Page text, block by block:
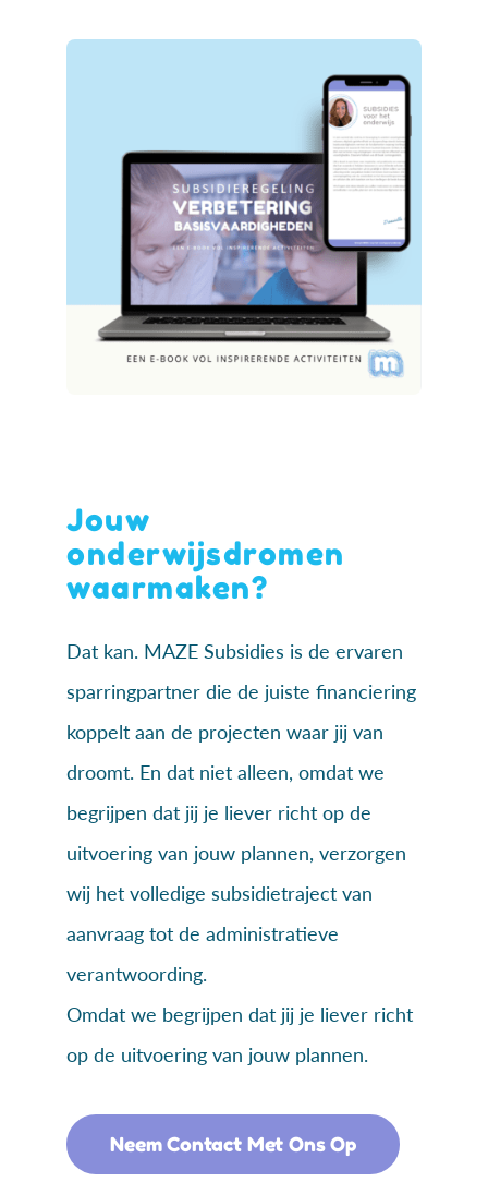
Jouw
onderwijsdromen
waarmaken?
Dat kan. MAZE Subsidies is de ervaren
sparringpartner die de juiste financiering
koppelt aan de projecten waar jij van
droomt. En dat niet alleen, omdat we
begrijpen dat jij je liever richt op de
uitvoering van jouw plannen, verzorgen
wij het volledige subsidietraject van
aanvraag tot de administratieve
verantwoording.
Omdat we begrijpen dat jij je liever richt
op de uitvoering van jouw plannen.
Neem Contact Met Ons Op